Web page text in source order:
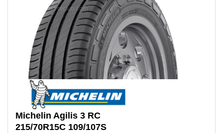
Michelin Agilis 3 RC
215/70R15C 109/107S